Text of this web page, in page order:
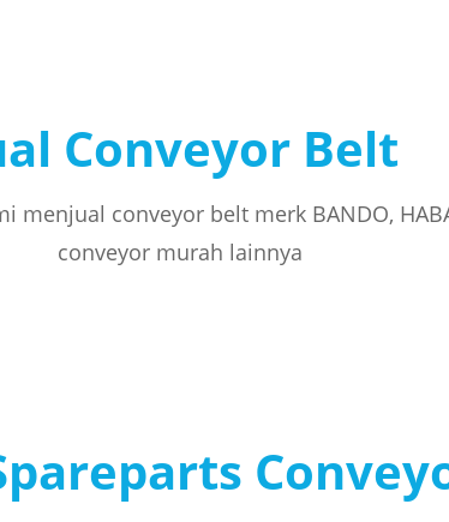
Conveyor Belt
menjual conveyor belt merk BANDO,
conveyor murah lainnya